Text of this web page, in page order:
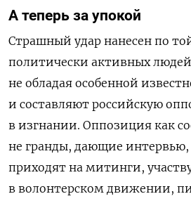
А теперь за упокой
Страшный удар нанесен по
политически активных
не обладая особенной
и составляют российскую
в изгнании. Оппозиция как
не гранды, дающие
приходят на митинги,
в волонтерском движении,